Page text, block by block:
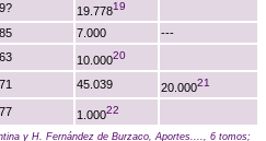
19.77819
7.000
---
10.00020
45.039 20.00021
1.00022
y H. Fernández de Burzaco, Aportes...., 6 tomos;